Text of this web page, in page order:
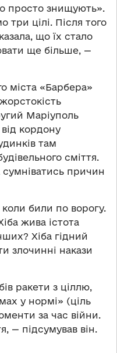
просто знищують».
три цілі. Після того
що їх стало
ще більше, —
міста «Барбера»
Маріуполь
кордону
там
сміття.
сумніватись причин
коли били по ворогу.
жива істота
Хіба гідний
злочинні накази
ракети з ціллю,
у нормі» (ціль
за час війни.
— підсумував він.